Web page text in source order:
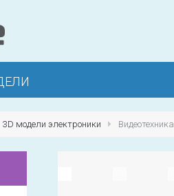
3D модели электроники Видеотехника